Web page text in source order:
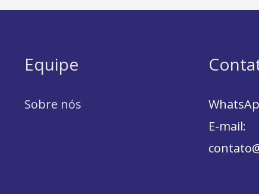
Equipe
Sobre nós
E-mail: